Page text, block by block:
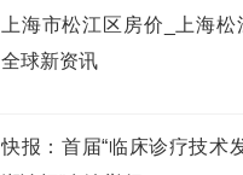
上海市松江区房价_上海松
全球新资讯
快报：首届“临床诊疗技术